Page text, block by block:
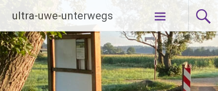
Inhalt
springen
ultra-uwe-unterwegs